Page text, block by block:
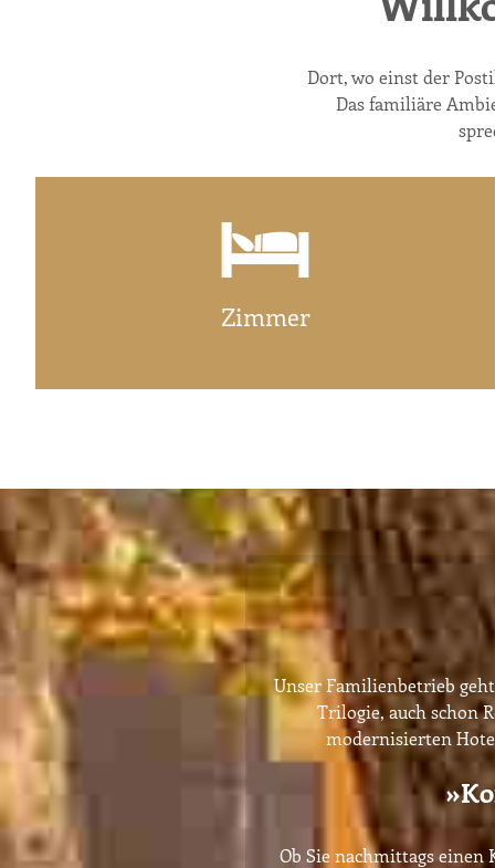
Dort, wo einst der
Das familiäre
Zimmer
Unser Familienbetrieb
Trilogie, auch schon
modernisierten
Ob Sie nachmittags einen